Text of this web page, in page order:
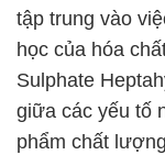
tập trung vào
học của hóa
Sulphate
giữa các yếu tố
phẩm chất